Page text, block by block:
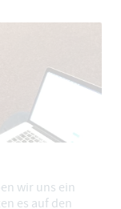
wir uns ein
es auf den